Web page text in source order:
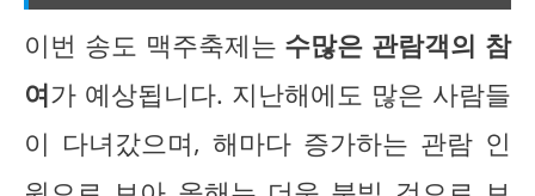
이번 송도 맥주축제는 수많은 관람객의 참
여가 예상됩니다. 지난해에도 많은 사람들
이 다녀갔으며, 해마다 증가하는 관람 인